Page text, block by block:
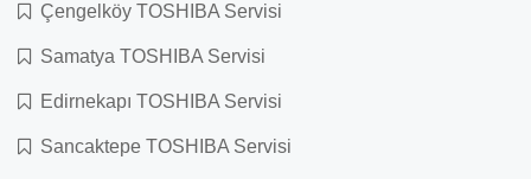
Çengelköy TOSHIBA Servisi
Samatya TOSHIBA Servisi
Edirnekapı TOSHIBA Servisi
Sancaktepe TOSHIBA Servisi